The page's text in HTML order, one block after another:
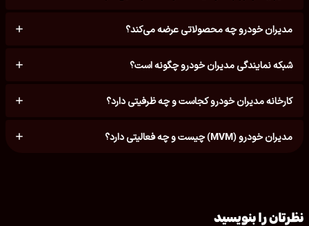
مدیران خودرو چه محصولاتی عرضه می‌کند؟
شبکه نمایندگی مدیران خودرو چگونه است؟
کارخانه مدیران خودرو کجاست و چه ظرفیتی دارد؟
مدیران خودرو (MVM) چیست و چه فعالیتی دارد؟
نظرتان را بنویسید